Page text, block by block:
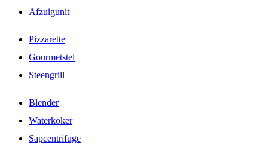
Afzuigunit
Pizzarette
Gourmetstel
Steengrill
Blender
Waterkoker
Sapcentrifuge